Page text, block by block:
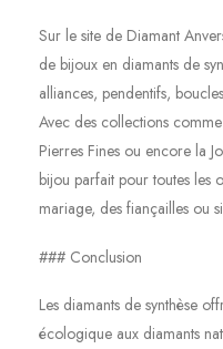
Sur le site de Diamant
de bijoux en diamants de
alliances, pendentifs,
Avec des collections
Pierres Fines ou encore la
bijou parfait pour toutes les
mariage, des fiançailles ou
### Conclusion
Les diamants de synthèse
écologique aux diamants